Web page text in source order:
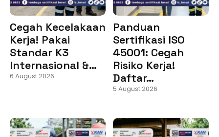
Cegah Kecelakaan
Kerja! Pakai
Standar K3
Internasional &…
6 August 2026
Panduan
Sertifikasi ISO
45001: Cegah
Risiko Kerja!
Daftar…
5 August 2026